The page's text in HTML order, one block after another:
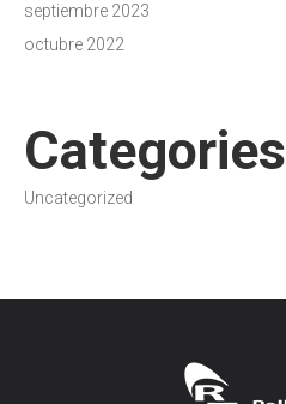
septiembre 2023
octubre 2022
Categories
Uncategorized